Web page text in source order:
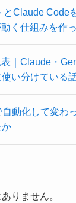
Claude Code
く仕組みを作
｜Claude・
い分けている
動化して変わ
か
りません。